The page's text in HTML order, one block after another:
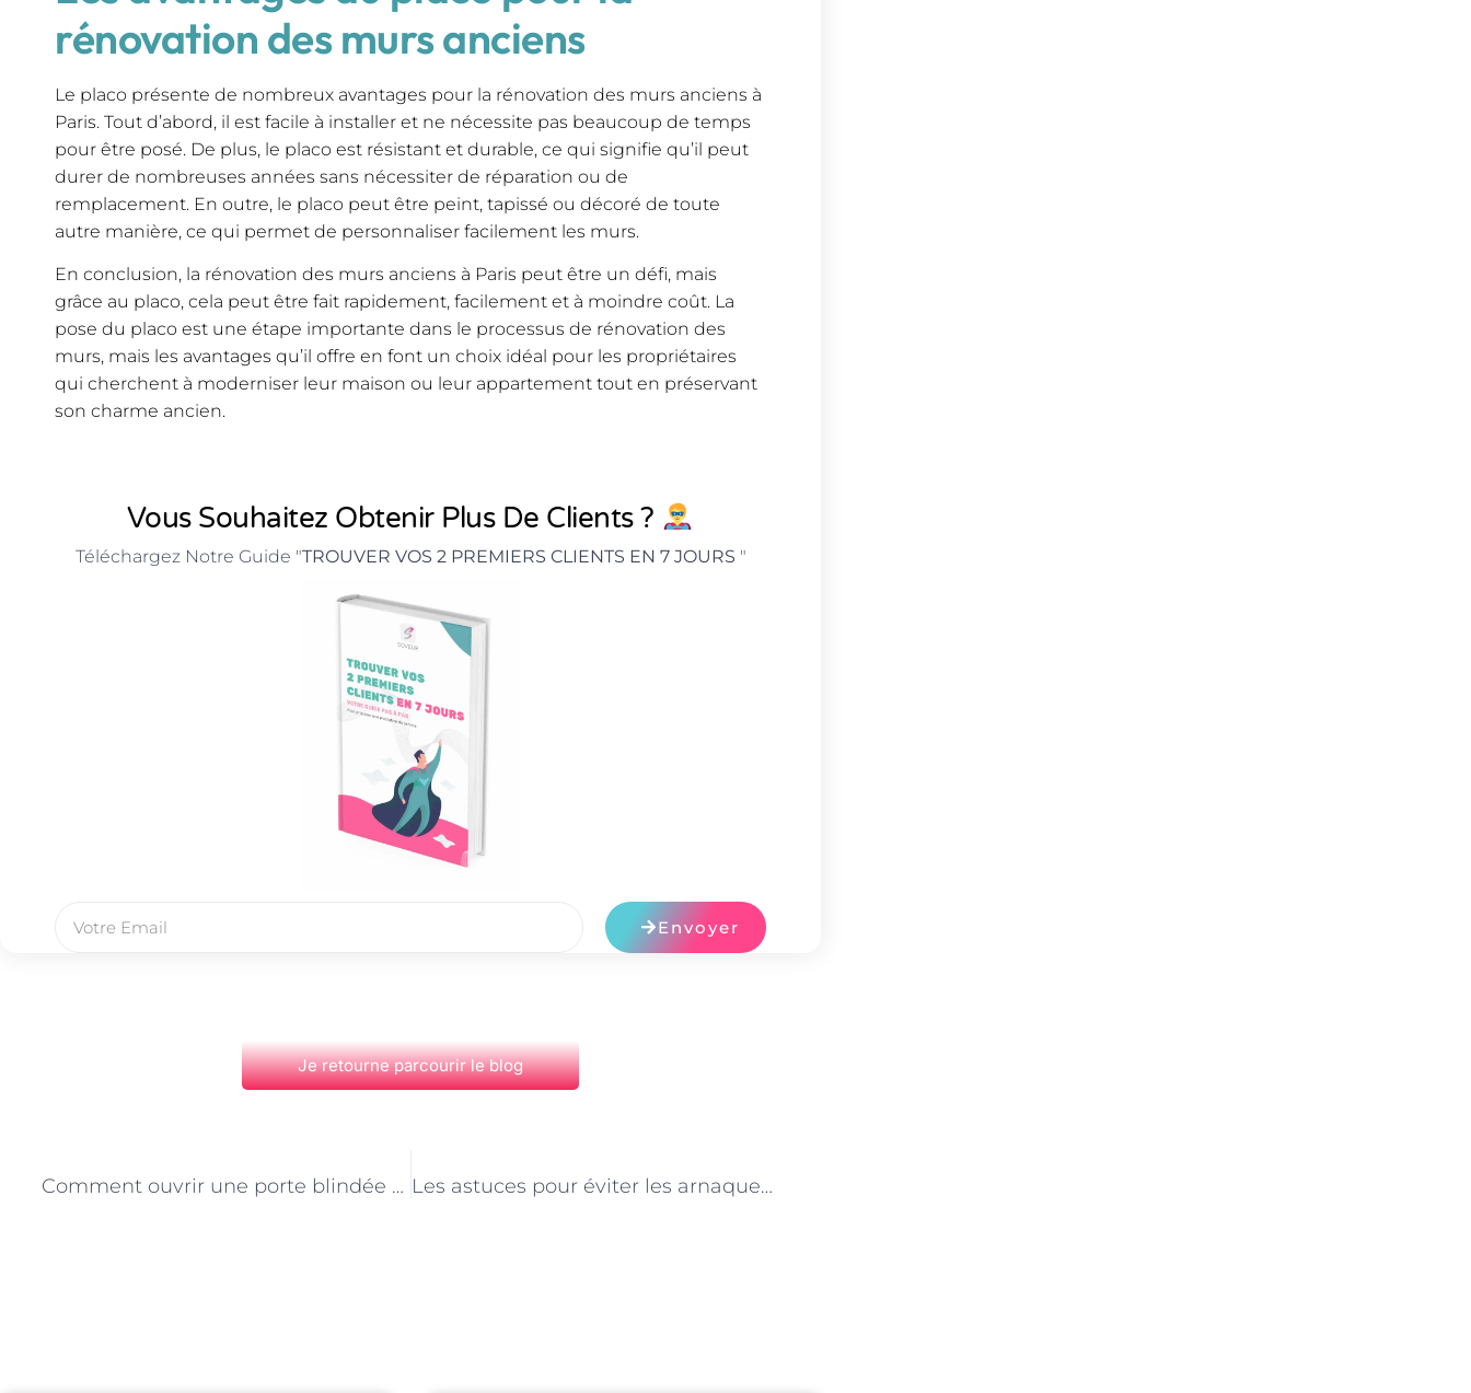
rénovation des murs anciens
Le placo présente de nombreux avantages pour la rénovation des murs anciens à
Paris. Tout d’abord, il est facile à installer et ne nécessite pas beaucoup de temps
pour être posé. De plus, le placo est résistant et durable, ce qui signifie qu’il peut
durer de nombreuses années sans nécessiter de réparation ou de
remplacement. En outre, le placo peut être peint, tapissé ou décoré de toute
autre manière, ce qui permet de personnaliser facilement les murs.
En conclusion, la rénovation des murs anciens à Paris peut être un défi, mais
grâce au placo, cela peut être fait rapidement, facilement et à moindre coût. La
pose du placo est une étape importante dans le processus de rénovation des
murs, mais les avantages qu’il offre en font un choix idéal pour les propriétaires
qui cherchent à moderniser leur maison ou leur appartement tout en préservant
son charme ancien.
Vous Souhaitez Obtenir Plus De Clients ?
Téléchargez Notre Guide "TROUVER VOS 2 PREMIERS CLIENTS EN 7 JOURS "
Envoyer
Je retourne parcourir le blog
Comment ouvrir une porte blindée sans clé Les astuces pour éviter les arnaques des serruriers